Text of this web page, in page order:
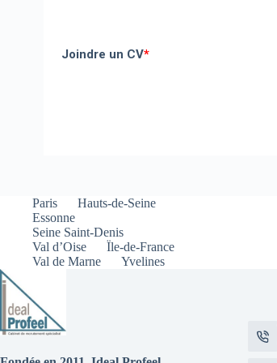
Joindre un CV*
Paris
Hauts-de-Seine
Essonne
Seine Saint-Denis
Val d’Oise
Ïle-de-France
Val de Marne
Yvelines